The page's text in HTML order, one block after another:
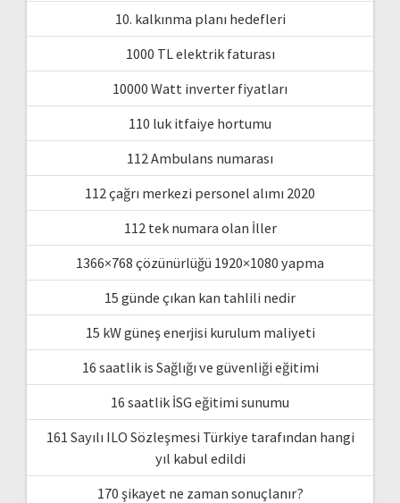
10. kalkınma planı hedefleri
1000 TL elektrik faturası
10000 Watt inverter fiyatları
110 luk itfaiye hortumu
112 Ambulans numarası
112 çağrı merkezi personel alımı 2020
112 tek numara olan İller
1366×768 çözünürlüğü 1920×1080 yapma
15 günde çıkan kan tahlili nedir
15 kW güneş enerjisi kurulum maliyeti
16 saatlik is Sağlığı ve güvenliği eğitimi
16 saatlik İSG eğitimi sunumu
161 Sayılı ILO Sözleşmesi Türkiye tarafından hangi
yıl kabul edildi
170 şikayet ne zaman sonuçlanır?